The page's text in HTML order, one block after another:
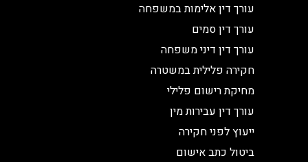
עורך דין אלימות במשפחה
עורך דין סמים
עורך דין דיני משפחה
חקירה פלילית במשטרה
מחיקת רישום פלילי
עורך דין עבירות מין
ייעוץ לפני חקירה
ביטול כתב אישום